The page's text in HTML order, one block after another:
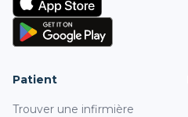
Patient
Trouver une infirmière